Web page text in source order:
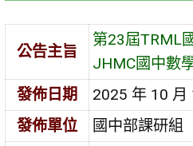
公告主旨
第23屆TRML
JHMC國中數
發佈日期
2025 年 10 月
發佈單位
國中部課研組